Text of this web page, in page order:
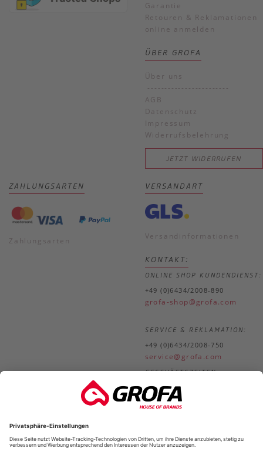
Garantie
Retouren & Reklamationen
online anmelden
ÜBER GROFA
Über uns
------------------------
AGB
Datenschutz
Impressum
Widerrufsbelehrung
JETZT WIDERRUFEN
ZAHLUNGSARTEN
Zahlungsarten
VERSANDART
Versandinformationen
KONTAKT:
ONLINE SHOP KUNDENDIENST:
+49 (0)6434/2008-890
grofa-shop@grofa.com
SERVICE & REKLAMATION:
+49 (0)6434/2008-750
service@grofa.com
GESCHÄFTSZEITEN:
Mo.-
Do.
8.30-18.00 Uhr